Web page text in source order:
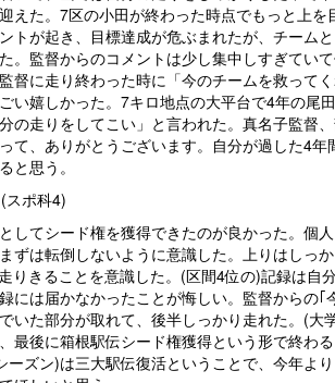
えた。7区の小田が終わった時点でもっと上を
トが起き、目標達成が危ぶまれたが、チーム
。監督からのコメントは少し集中しすぎてい
督に走り終わった時に「今のチームを救って
い嬉しかった。7キロ地点の大平台で4年の尾
の走りをしてこい」と言われた。真名子監督
て、ありがとうございます。自分が過した4年
と思う。
スポ科4)
してシード権を獲得できたのが良かった。個
ずは転倒しないように意識した。上りはしっ
りきることを意識した。(区間4位の)記録は自
には届かなかったことが悔しい。監督からの
いた部分が取れて、後半しっかり走れた。(大
最後に箱根駅伝シード権獲得という形で終わ
ーズン)は三大駅伝復活ということで、今年よ